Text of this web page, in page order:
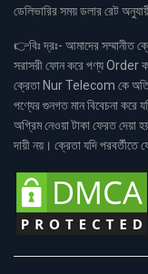
ডেলিভারির সময় ডলার রেট
👉বিঃ দ্রঃ- আমাদের
সরাসরী ফোন করে পণ্য Order
ক্রেতা Nur Telecom কে
পণ্যের গুনগত মান বিবেচনা করে
অগ্রিম নেওয়া টাকা ফেরত
দায়ী নয়। ক্রেতা যদি পরবর্তীতে